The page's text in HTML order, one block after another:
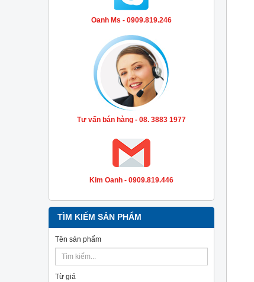
Oanh Ms - 0909.819.246
Tư vấn bán hàng - 08. 3883 1977
Kim Oanh - 0909.819.446
TÌM KIẾM SẢN PHẨM
Tên sản phẩm
Từ giá